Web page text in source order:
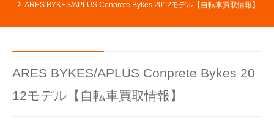
ARES BYKES/APLUS Conprete Bykes 2012モデル【自転車買取情報】
ARES BYKES/APLUS Conprete Bykes 20
12モデル【自転車買取情報】